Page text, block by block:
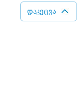
დაკეცვა